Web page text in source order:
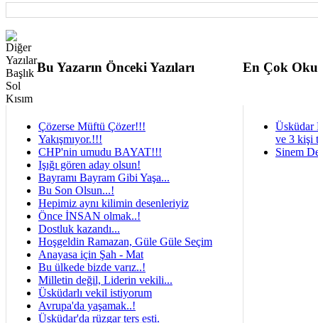
Bu Yazarın Önceki Yazıları En Çok
Çözerse Müftü Çözer!!!
Yakışmıyor.!!!
CHP'nin umudu BAYAT!!!
Işığı gören aday olsun!
Bayramı Bayram Gibi Yaşa...
Bu Son Olsun...!
Hepimiz aynı kilimin desenleriyiz
Önce İNSAN olmak..!
Dostluk kazandı...
Hoşgeldin Ramazan, Güle Güle Seçim
Anayasa için Şah - Mat
Bu ülkede bizde varız..!
Milletin değil, Liderin vekili...
Üsküdarlı vekil istiyorum
Avrupa'da yaşamak..!
Üsküdar'da rüzgar ters esti.
Üsküdar
ve 3 kişi
Sinem